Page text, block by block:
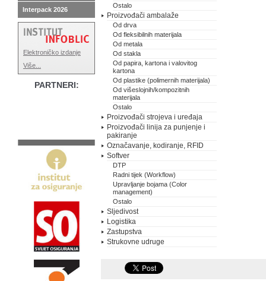
Ostalo
Proizvođači ambalaže
Od drva
Od fleksibilnih materijala
Od metala
Od stakla
Od papira, kartona i valovitog
kartona
Od plastike (polimernih materijala)
Od višeslojnih/kompozitnih
materijala
Ostalo
Proizvođači strojeva i uređaja
Proizvođači linija za punjenje i
pakiranje
Označavanje, kodiranje, RFID
Softver
DTP
Radni tijek (Workflow)
Upravljanje bojama (Color
management)
Ostalo
Sljedivost
Logistika
Zastupstva
Strukovne udruge
Interpack 2026
Elektroničko izdanje
Više...
PARTNERI: